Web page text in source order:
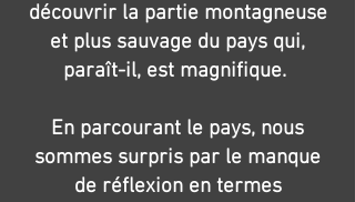
découvrir la partie montagneuse
et plus sauvage du pays qui,
paraît-il, est magnifique.
En parcourant le pays, nous
sommes surpris par le manque
de réflexion en termes